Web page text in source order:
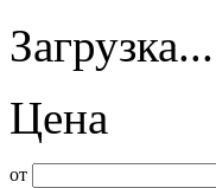
Загрузка...
Цена
от